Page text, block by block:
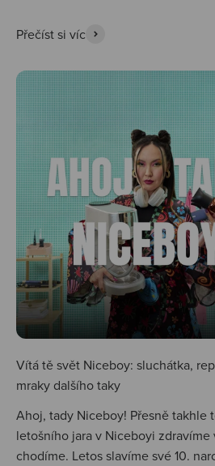
Přečíst si víc
Vítá tě svět Niceboy: sluchátka,
mraky dalšího taky
Ahoj, tady Niceboy! Přesně takhle
letošního jara v Niceboyi zdravíme
chodíme. Letos slavíme své 10.